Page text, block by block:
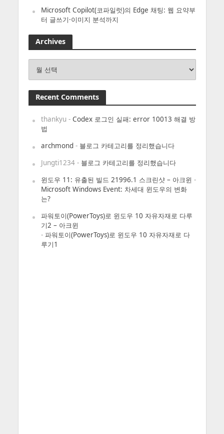
Microsoft Copilot(코파일럿)의 Edge 채팅: 웹 요약부
터 글쓰기·이미지 분석까지
Archives
Recent Comments
thankyu - Codex 로그인 실패: error 10013 해결 방
법
archmond- 블로그 카테고리를 정리했습니다
Jungti1234- 블로그 카테고리를 정리했습니다
윈도우 11: 유출된 빌드 21996.1 스크린샷 – 아크윈 -
Microsoft Windows Event: 차세대 윈도우의 변화
는?
파워토이(PowerToys)로 윈도우 10 자유자재로 다루
기2 – 아크윈
- 파워토이(PowerToys)로 윈도우 10 자유자재로 다
루기1